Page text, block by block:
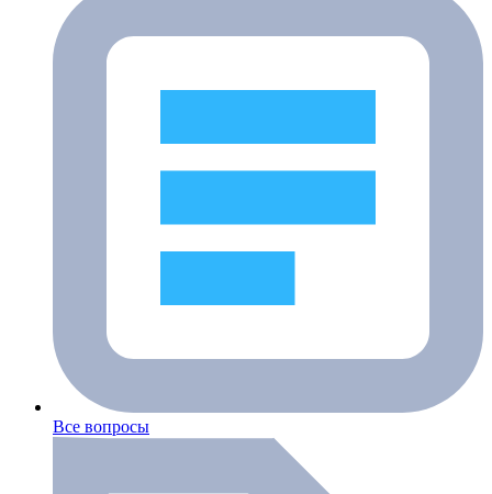
Все вопросы